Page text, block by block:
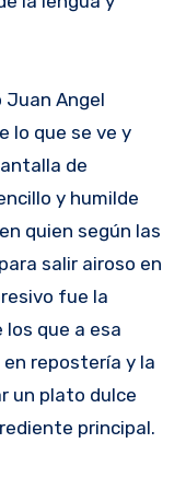
Juan Angel
lo que se ve y
de
y humilde
quien según las
salir airoso en
fue la
los que a esa
repostería y la
un plato dulce
principal.